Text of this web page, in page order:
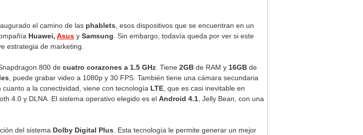
el camino de las phablets , esos dispositivos que se encuentran en un
Huawei, Asus y Samsung . Sin embargo, todavía queda por ver si este
estrategia de marketing.
800 de cuatro corazones a 1.5 GHz . Tiene 2GB de RAM y 16GB de
, puede grabar video a 1080p y 30 FPS. También tiene una cámara secundaria
cuanto a la conectividad, viene con tecnología LTE , que es casi inevitable en
4.0 y DLNA. El sistema operativo elegido es el Android 4.1 , Jelly Bean, con una
del sistema Dolby Digital Plus . Esta tecnología le permite generar un mejor